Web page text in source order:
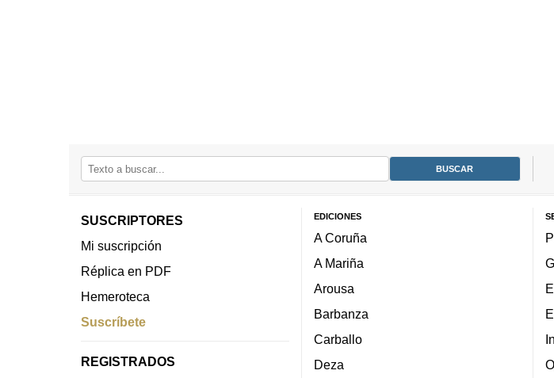
SUSCRIPTORES
Mi suscripción
Réplica en PDF
Hemeroteca
Suscríbete
REGISTRADOS
EDICIONES
A Coruña
A Mariña
Arousa
Barbanza
Carballo
Deza